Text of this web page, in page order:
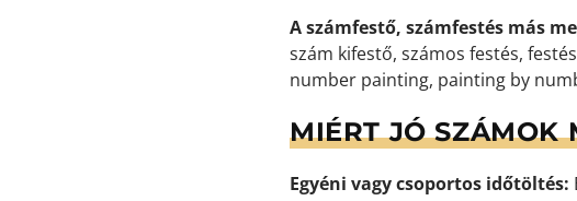
A számfestő, számfestés más
szám kifestő, számos festés,
number painting, painting by
MIÉRT JÓ SZÁMOK
Egyéni vagy csoportos időtöltés: